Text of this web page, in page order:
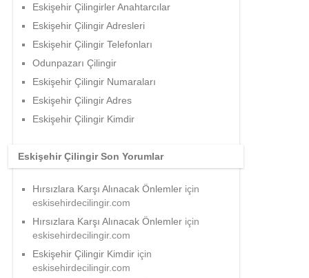
Eskişehir Çilingirler Anahtarcılar
Eskişehir Çilingir Adresleri
Eskişehir Çilingir Telefonları
Odunpazarı Çilingir
Eskişehir Çilingir Numaraları
Eskişehir Çilingir Adres
Eskişehir Çilingir Kimdir
Eskişehir Çilingir Son Yorumlar
Hırsızlara Karşı Alınacak Önlemler için
eskisehirdecilingir.com
Hırsızlara Karşı Alınacak Önlemler için
eskisehirdecilingir.com
Eskişehir Çilingir Kimdir için
eskisehirdecilingir.com